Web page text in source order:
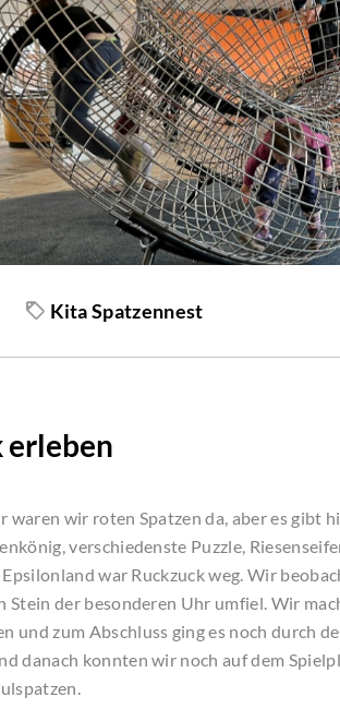
Kita Spatzennest
waren wir roten Spatzen da, aber es gibt
verschiedenste Puzzle,
war Ruckzuck weg. Wir
Stein der besonderen Uhr umfiel. Wir
und zum Abschluss ging es noch durch
danach konnten wir noch auf dem